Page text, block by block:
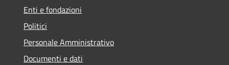
Enti e fondazioni
Politici
Personale Amministrativo
Documenti e dati